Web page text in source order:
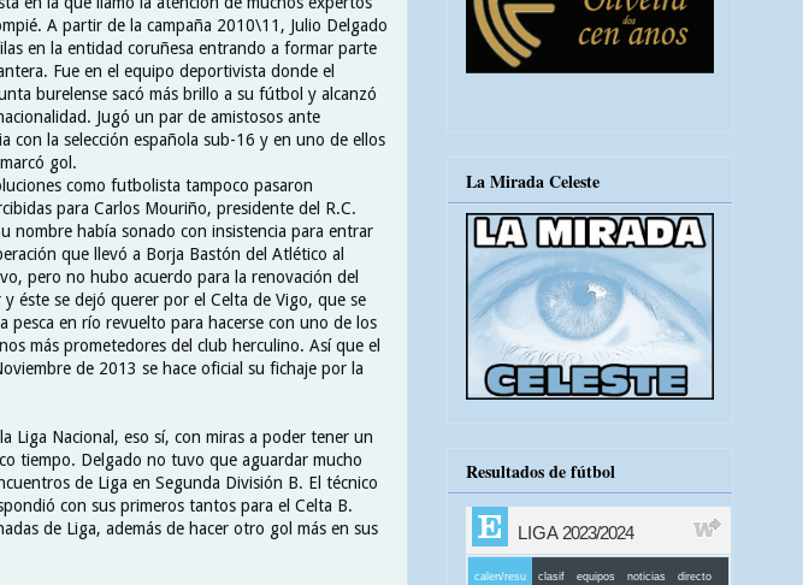
A partir de la campaña 2010\11, Julio Delgado
en la entidad coruñesa entrando a formar parte
Fue en el equipo deportivista donde el
burelense sacó más brillo a su fútbol y alcanzó
Jugó un par de amistosos ante
con la selección española sub-16 y en uno de ellos
gol.
como futbolista tampoco pasaron
para Carlos Mouriño, presidente del R.C.
nombre había sonado con insistencia para entrar
que llevó a Borja Bastón del Atlético al
pero no hubo acuerdo para la renovación del
y éste se dejó querer por el Celta de Vigo, que se
pesca en río revuelto para hacerse con uno de los
más prometedores del club herculino. Así que el
de 2013 se hace oficial su fichaje por la
Liga Nacional, eso sí, con miras a poder tener un
tiempo. Delgado no tuvo que aguardar mucho
de Liga en Segunda División B. El técnico
con sus primeros tantos para el Celta B.
de Liga, además de hacer otro gol más en sus
La Mirada Celeste
Resultados de fútbol